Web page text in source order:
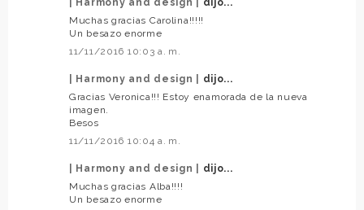
Muchas gracias Carolina!!!!!
Un besazo enorme
11/11/2016 10:03 a. m.
| Harmony and design |
dijo...
Gracias Veronica!!! Estoy enamorada de la nueva
imagen.
Besos
11/11/2016 10:04 a. m.
| Harmony and design |
dijo...
Muchas gracias Alba!!!!
Un besazo enorme